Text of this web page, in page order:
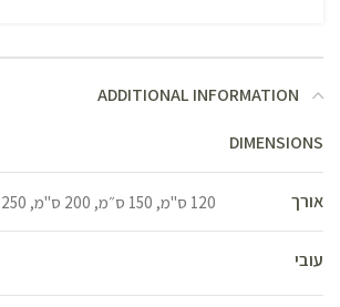
ADDITIONAL INFORMATION
DIMENSIONS
אורך 120 ס"מ, 150 ס״מ, 200 ס"מ, 250 ס״מ, 60 ס"מ, 80 ס״מ
עובי